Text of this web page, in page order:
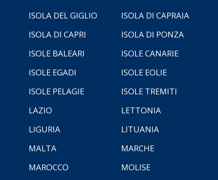
ISOLA DEL GIGLIO
ISOLA DI CAPRAIA
ISOLA DI CAPRI
ISOLA DI PONZA
ISOLE BALEARI
ISOLE CANARIE
ISOLE EGADI
ISOLE EOLIE
ISOLE PELAGIE
ISOLE TREMITI
LAZIO
LETTONIA
LIGURIA
LITUANIA
MALTA
MARCHE
MAROCCO
MOLISE